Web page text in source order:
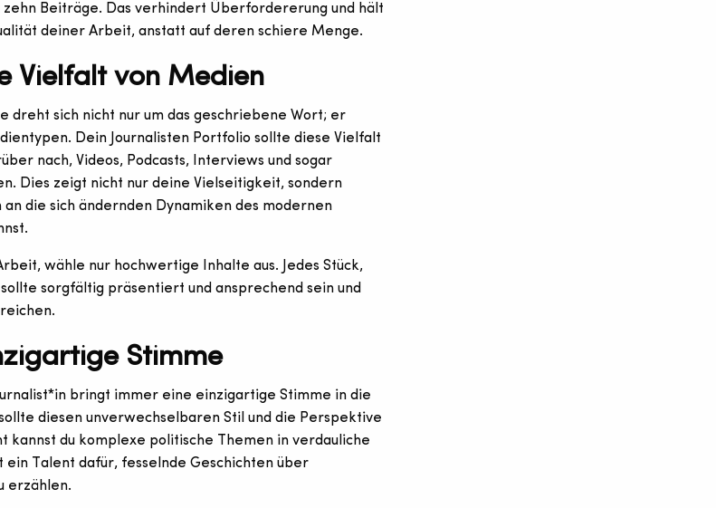
zehn Beiträge. Das verhindert Überfordererung und hält
deiner Arbeit, anstatt auf deren schiere Menge.
Vielfalt von Medien
dreht sich nicht nur um das geschriebene Wort; er
Dein Journalisten Portfolio sollte diese Vielfalt
nach, Videos, Podcasts, Interviews und sogar
Dies zeigt nicht nur deine Vielseitigkeit, sondern
an die sich ändernden Dynamiken des modernen
wähle nur hochwertige Inhalte aus. Jedes Stück,
sorgfältig präsentiert und ansprechend sein und
Stimme
bringt immer eine einzigartige Stimme in die
diesen unverwechselbaren Stil und die Perspektive
kannst du komplexe politische Themen in verdauliche
ein Talent dafür, fesselnde Geschichten über
erzählen.